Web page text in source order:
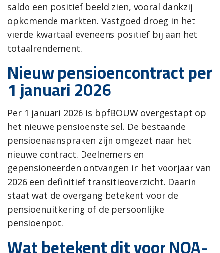
saldo een positief beeld zien, vooral dankzij
opkomende markten. Vastgoed droeg in het
vierde kwartaal eveneens positief bij aan het
totaalrendement.
Nieuw pensioencontract per
1 januari 2026
Per 1 januari 2026 is bpfBOUW overgestapt op
het nieuwe pensioenstelsel. De bestaande
pensioenaanspraken zijn omgezet naar het
nieuwe contract. Deelnemers en
gepensioneerden ontvangen in het voorjaar van
2026 een definitief transitieoverzicht. Daarin
staat wat de overgang betekent voor de
pensioenuitkering of de persoonlijke
pensioenpot.